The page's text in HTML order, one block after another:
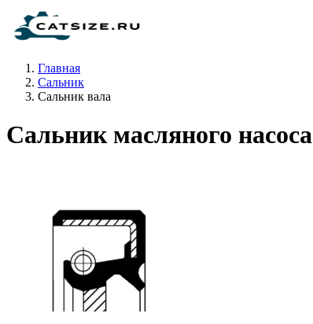
Главная
Сальник
Сальник вала
Сальник масляного насоса